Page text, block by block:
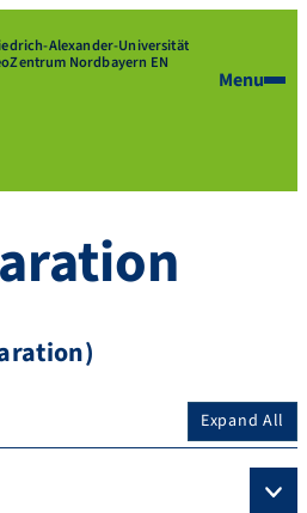
Alexander-Universität
Nordbayern EN
Menu
Expand All